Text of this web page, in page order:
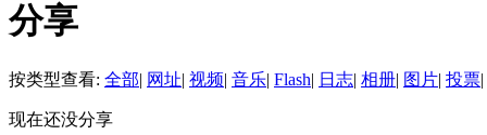
分享
按类型查看: 全部| 网址| 视频| 音乐| Flash| 日志| 相册| 图片| 投票|
现在还没分享